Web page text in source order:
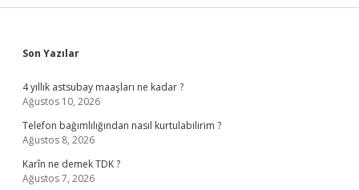
Sidebar
Son Yazılar
4 yıllık astsubay maaşları ne kadar ?
Ağustos 10, 2026
Telefon bağımlılığından nasıl kurtulabilirim ?
Ağustos 8, 2026
Karîn ne demek TDK ?
Ağustos 7, 2026